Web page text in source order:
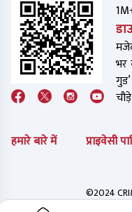
भर
हमारे बारे में प्राइवेसी
©2024